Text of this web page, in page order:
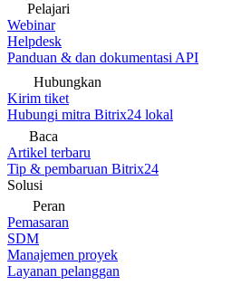
Pelajari
Webinar
Helpdesk
Panduan & dan dokumentasi API
Hubungkan
Kirim tiket
Hubungi mitra Bitrix24 lokal
Baca
Artikel terbaru
Tip & pembaruan Bitrix24
Solusi
Peran
Pemasaran
SDM
Manajemen proyek
Layanan pelanggan